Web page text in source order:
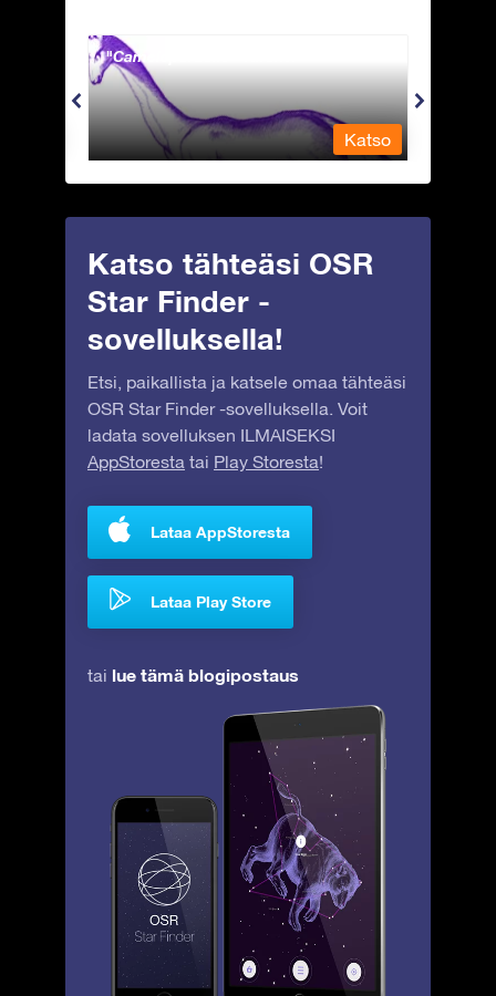
Camelopardalis - Kirahvi
Katso
Katso tähteäsi OSR
Star Finder -
sovelluksella!
Etsi, paikallista ja katsele omaa tähteäsi
OSR Star Finder -sovelluksella. Voit
ladata sovelluksen ILMAISEKSI
AppStoresta tai Play Storesta!
Lataa AppStoresta
Lataa Play Store
tai lue tämä blogipostaus